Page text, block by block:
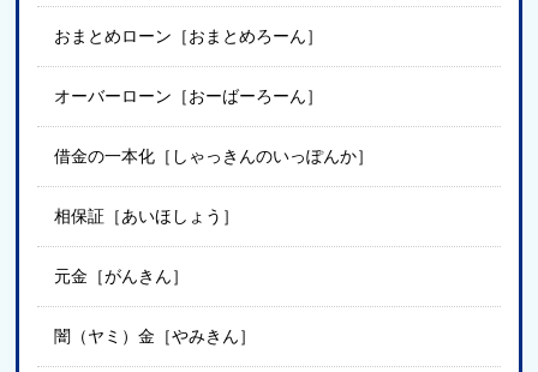
おまとめローン［おまとめろーん］
オーバーローン［おーばーろーん］
借金の一本化［しゃっきんのいっぽんか］
相保証［あいほしょう］
元金［がんきん］
闇（ヤミ）金［やみきん］